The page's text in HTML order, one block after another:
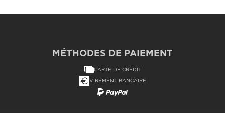
MÉTHODES DE PAIEMENT
CARTE DE CRÉDIT
VIREMENT BANCAIRE